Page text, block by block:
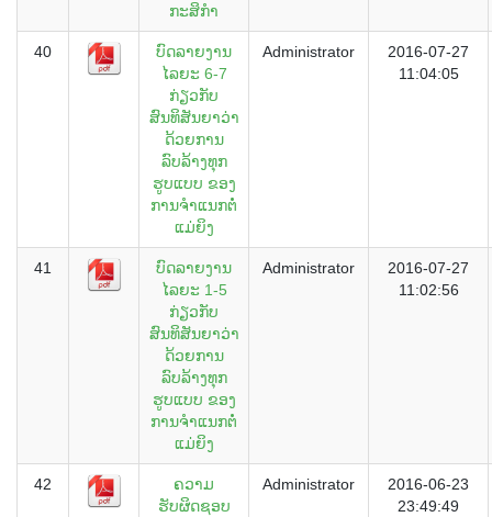
ກະສິກຳ
40
ບົດລາຍງານ
ໄລຍະ 6-7
ກ່ຽວກັບ
ສົນທິສັນຍາວ່າ
ດ້ວຍການ
ລົບລ້າງທຸກ
ຮູບແບບ ຂອງ
ການຈຳແນກຕໍ່
ແມ່ຍິງ
Administrator
2016-07-27
11:04:05
41
ບົດລາຍງານ
ໄລຍະ 1-5
ກ່ຽວກັບ
ສົນທິສັນຍາວ່າ
ດ້ວຍການ
ລົບລ້າງທຸກ
ຮູບແບບ ຂອງ
ການຈຳແນກຕໍ່
ແມ່ຍິງ
Administrator
2016-07-27
11:02:56
42
ຄວາມ
ຮັບຜິດຊອບ
Administrator
2016-06-23
23:49:49